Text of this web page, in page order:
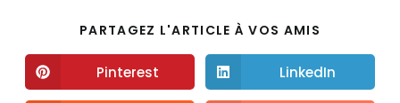
PARTAGEZ L'ARTICLE À VOS AMIS
Pinterest LinkedIn